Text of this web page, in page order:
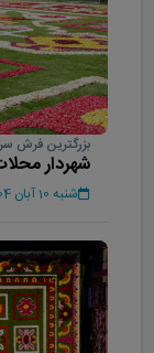
بزرگترین فرش
شهردار
شنبه 10 آبان 1404